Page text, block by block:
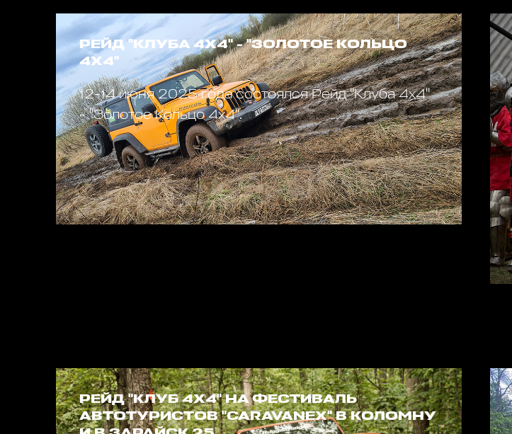
РЕЙД "КЛУБА 4Х4" - "ЗОЛОТОЕ КОЛЬЦО
4Х4"
12-14 июня 2025 года состоялся Рейд "Клуба 4х4"
- "Золотое Кольцо 4х4".
РЕЙД "КЛУБ 4Х4" НА ФЕСТИВАЛЬ
АВТОТУРИСТОВ "CARAVANEX" В КОЛОМНУ